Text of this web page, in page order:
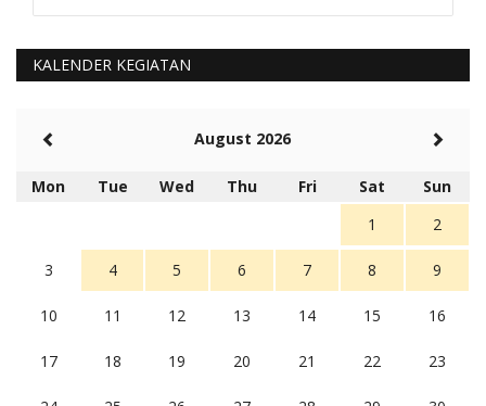
Kami perantu bisa baca langsung terkait Pilkada Sumba
5 tahun Yang lalu
Rambu (rambu03@gmail.com)
Berita Polres Sumba Barat Mantap
5 tahun Yang lalu
Balas
16
KALENDER KEGIATAN
August 2026
Mon Tue Wed Thu Fri Sat
Sun
1
2
3 4 5 6 7 8 9
10 11 12 13 14 15 16
17 18 19 20 21 22 23